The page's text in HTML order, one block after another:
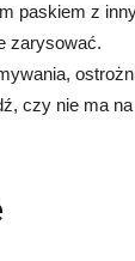
paskiem z
zarysować.
czy nie ma